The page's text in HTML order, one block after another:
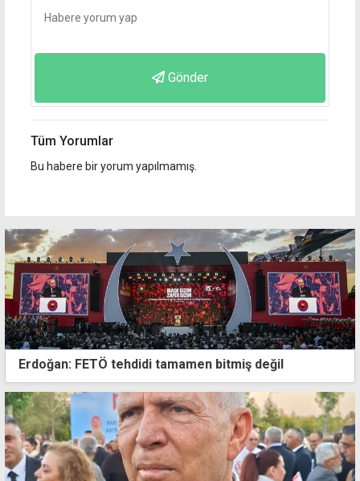
Gönder
Tüm Yorumlar
Bu habere bir yorum yapılmamış.
Erdoğan: FETÖ tehdidi tamamen bitmiş değil